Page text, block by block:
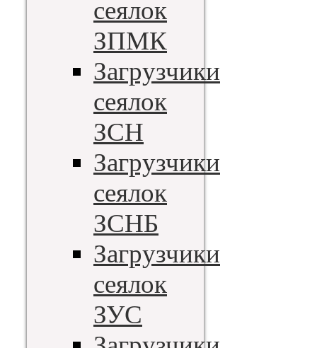
сеялок
ЗПМК
Загрузчики
сеялок
ЗСН
Загрузчики
сеялок
ЗСНБ
Загрузчики
сеялок
ЗУС